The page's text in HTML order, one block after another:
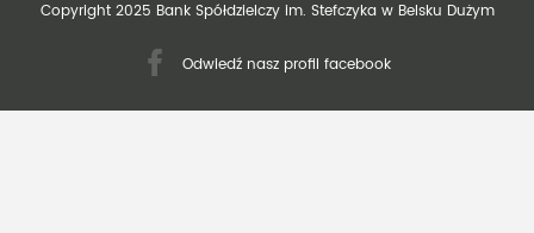
Copyright 2025 Bank Spółdzielczy im. Stefczyka w Belsku Dużym
Odwiedź nasz profil facebook